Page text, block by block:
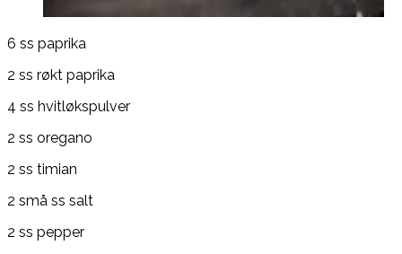
6 ss paprika
2 ss røkt paprika
4 ss hvitløkspulver
2 ss oregano
2 ss timian
2 små ss salt
2 ss pepper